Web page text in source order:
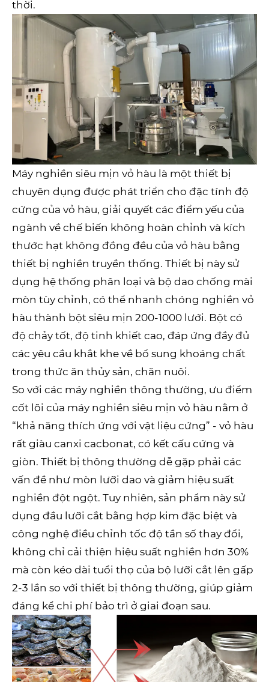
thời.
Máy nghiền siêu mịn vỏ hàu là một thiết bị
chuyên dụng được phát triển cho đặc tính độ
cứng của vỏ hàu, giải quyết các điểm yếu của
ngành về chế biến không hoàn chỉnh và kích
thước hạt không đồng đều của vỏ hàu bằng
thiết bị nghiền truyền thống. Thiết bị này sử
dụng hệ thống phân loại và bộ dao chống mài
mòn tùy chỉnh, có thể nhanh chóng nghiền vỏ
hàu thành bột siêu mịn 200-1000 lưới. Bột có
độ chảy tốt, độ tinh khiết cao, đáp ứng đầy đủ
các yêu cầu khắt khe về bổ sung khoáng chất
trong thức ăn thủy sản, chăn nuôi.
So với các máy nghiền thông thường, ưu điểm
cốt lõi của máy nghiền siêu mịn vỏ hàu nằm ở
“khả năng thích ứng với vật liệu cứng” - vỏ hàu
rất giàu canxi cacbonat, có kết cấu cứng và
giòn. Thiết bị thông thường dễ gặp phải các
vấn đề như mòn lưỡi dao và giảm hiệu suất
nghiền đột ngột. Tuy nhiên, sản phẩm này sử
dụng đầu lưỡi cắt bằng hợp kim đặc biệt và
công nghệ điều chỉnh tốc độ tần số thay đổi,
không chỉ cải thiện hiệu suất nghiền hơn 30%
mà còn kéo dài tuổi thọ của bộ lưỡi cắt lên gấp
2-3 lần so với thiết bị thông thường, giúp giảm
đáng kể chi phí bảo trì ở giai đoạn sau.